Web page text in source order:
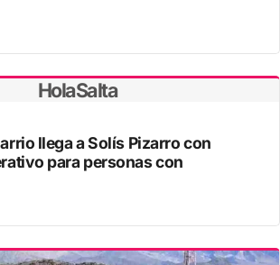
HolaSalta
llega a Solís Pizarro con
para personas con